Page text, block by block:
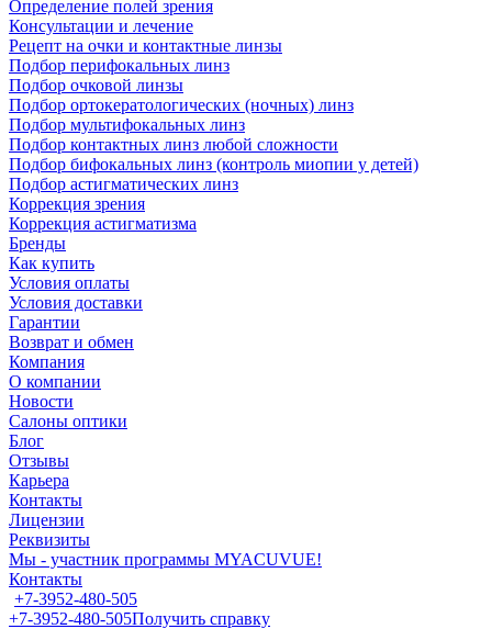
Определение полей зрения
Консультации и лечение
Рецепт на очки и контактные линзы
Подбор перифокальных линз
Подбор очковой линзы
Подбор ортокератологических (ночных) линз
Подбор мультифокальных линз
Подбор контактных линз любой сложности
Подбор бифокальных линз (контроль миопии у детей)
Подбор астигматических линз
Коррекция зрения
Коррекция астигматизма
Бренды
Как купить
Условия оплаты
Условия доставки
Гарантии
Возврат и обмен
Компания
О компании
Новости
Салоны оптики
Блог
Отзывы
Карьера
Контакты
Лицензии
Реквизиты
Мы - участник программы MYACUVUE!
Контакты
+7-3952-480-505
+7-3952-480-505Получить справку